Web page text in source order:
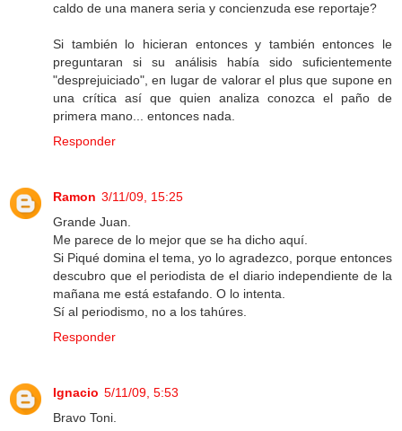
caldo de una manera seria y concienzuda ese reportaje?
Si también lo hicieran entonces y también entonces le
preguntaran si su análisis había sido suficientemente
"desprejuiciado", en lugar de valorar el plus que supone en
una crítica así que quien analiza conozca el paño de
primera mano... entonces nada.
Responder
Ramon 3/11/09, 15:25
Grande Juan.
Me parece de lo mejor que se ha dicho aquí.
Si Piqué domina el tema, yo lo agradezco, porque entonces
descubro que el periodista de el diario independiente de la
mañana me está estafando. O lo intenta.
Sí al periodismo, no a los tahúres.
Responder
Ignacio 5/11/09, 5:53
Bravo Toni.